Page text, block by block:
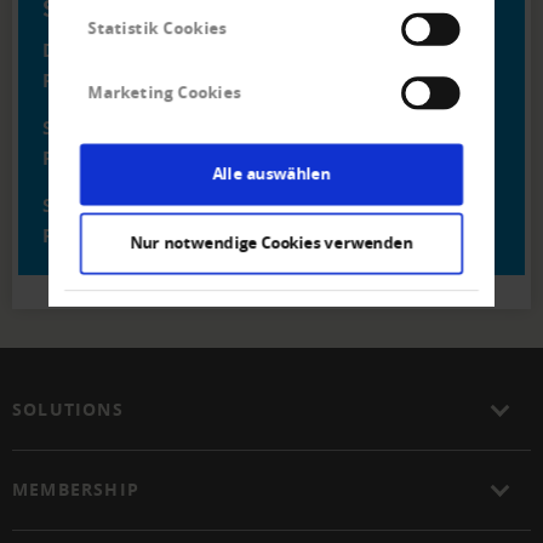
Statistik Cookies
Marketing Cookies
Alle auswählen
Nur notwendige Cookies verwenden
Service phone
Debt Collection
Phone
Sales
Phone
Solvency
Phone
+40 2130 - 79 - 95
SOLUTIONS
MEMBERSHIP